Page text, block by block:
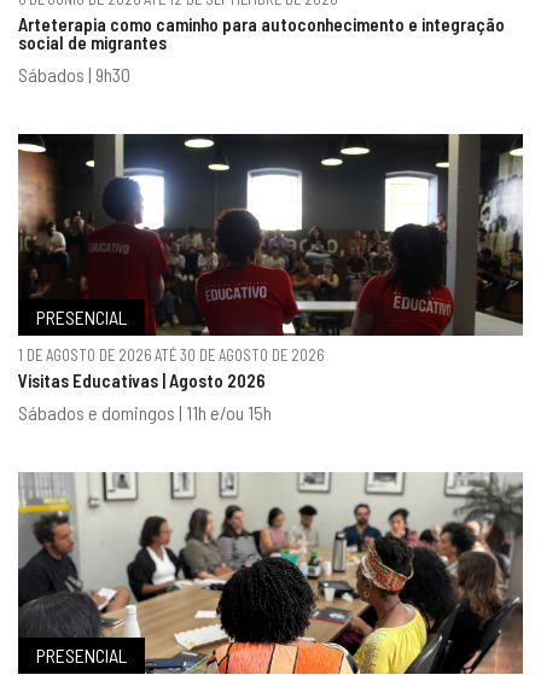
Arteterapia como caminho para autoconhecimento e integração
social de migrantes
Sábados | 9h30
PRESENCIAL
1 DE AGOSTO DE 2026 ATÉ 30 DE AGOSTO DE 2026
Visitas Educativas | Agosto 2026
Sábados e domingos | 11h e/ou 15h
PRESENCIAL